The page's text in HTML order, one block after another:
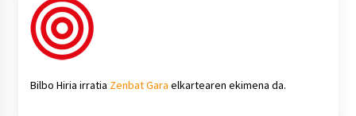
Bilbo Hiria irratia Zenbat Gara elkartearen ekimena da.